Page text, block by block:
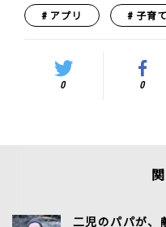
アプリ 子育て
0 0
二児のパパが、